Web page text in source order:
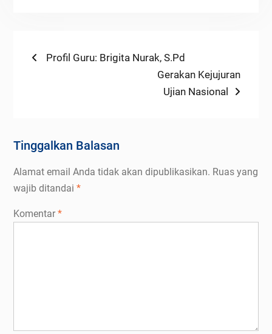
Navigasi
Previous
Profil Guru: Brigita Nurak, S.Pd
Next
post:
Gerakan Kejujuran
Ujian Nasional
Tinggalkan Balasan
Alamat email Anda tidak akan dipublikasikan. Ruas yang
wajib ditandai *
Komentar*